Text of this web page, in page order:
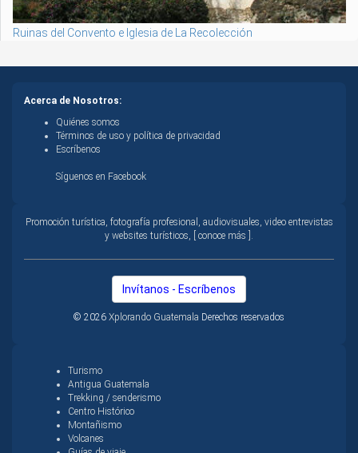
Ruinas del Convento e Iglesia de La Recolección
Acerca de Nosotros:
Quiénes somos
Términos de uso y política de privacidad
Escríbenos
Síguenos en Facebook
Promoción turística, fotografía profesional, audiovisuales, video entrevistas
y websites turísticos, [ conoce más ].
Invítanos - Escríbenos
© 2026 Xplorando Guatemala Derechos reservados
Turismo
Antigua Guatemala
Trekking / senderismo
Centro Histórico
Montañismo
Volcanes